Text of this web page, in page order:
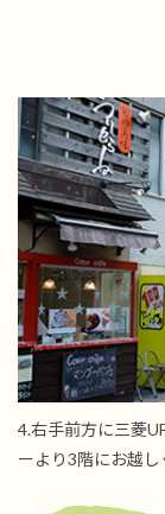
4.右手前方に三菱
ーより3階にお越し